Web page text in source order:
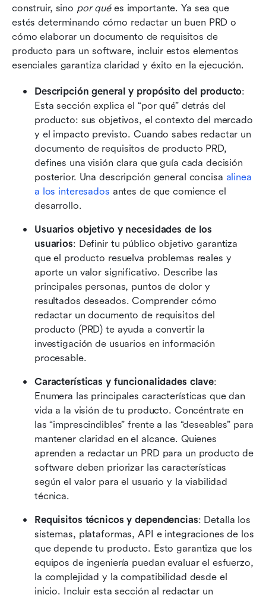
construir, sino por qué es importante. Ya sea que
estés determinando cómo redactar un buen PRD o
cómo elaborar un documento de requisitos de
producto para un software, incluir estos elementos
esenciales garantiza claridad y éxito en la ejecución.
Descripción general y propósito del producto:
Esta sección explica el “por qué” detrás del
producto: sus objetivos, el contexto del mercado
y el impacto previsto. Cuando sabes redactar un
documento de requisitos de producto PRD,
defines una visión clara que guía cada decisión
posterior. Una descripción general concisa alinea
a los interesados antes de que comience el
desarrollo.
Usuarios objetivo y necesidades de los
usuarios: Definir tu público objetivo garantiza
que el producto resuelva problemas reales y
aporte un valor significativo. Describe las
principales personas, puntos de dolor y
resultados deseados. Comprender cómo
redactar un documento de requisitos del
producto (PRD) te ayuda a convertir la
investigación de usuarios en información
procesable.
Características y funcionalidades clave:
Enumera las principales características que dan
vida a la visión de tu producto. Concéntrate en
las “imprescindibles” frente a las “deseables” para
mantener claridad en el alcance. Quienes
aprenden a redactar un PRD para un producto de
software deben priorizar las características
según el valor para el usuario y la viabilidad
técnica.
Requisitos técnicos y dependencias: Detalla los
sistemas, plataformas, API e integraciones de los
que depende tu producto. Esto garantiza que los
equipos de ingeniería puedan evaluar el esfuerzo,
la complejidad y la compatibilidad desde el
inicio. Incluir esta sección al redactar un